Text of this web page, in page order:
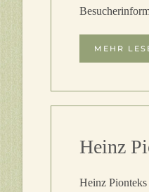
MEHR
Heinz
Heinz Pionteks